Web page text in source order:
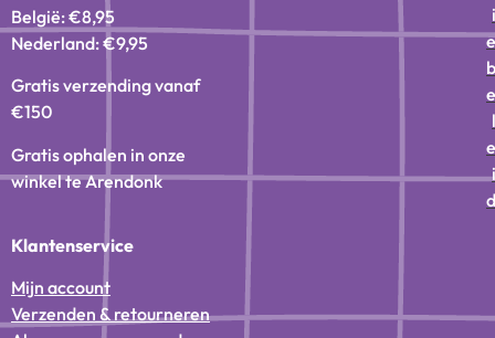
België: €8,95
Nederland: €9,95
Gratis verzending vanaf
€150
Gratis ophalen in onze
winkel te Arendonk
Klantenservice
Mijn account
Verzenden & retourneren
i
e
b
e
l
e
i
d